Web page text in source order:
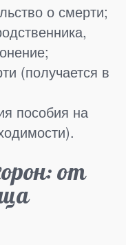
о смерти;
(получается в
пособия на
от